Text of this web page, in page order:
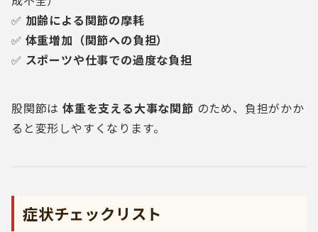
✅ 加齢による関節の摩耗
✅ 体重増加（関節への負担）
✅ スポーツや仕事での過度な負担
股関節は 体重を支える大事な関節 のため、負担がかか
ると変形しやすくなります。
症状チェックリスト